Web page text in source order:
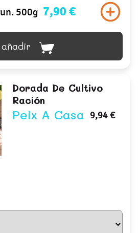
un. 500g 7,90 €
añadir
Dorada De Cultivo
Ración
Peix A Casa 9,94 €